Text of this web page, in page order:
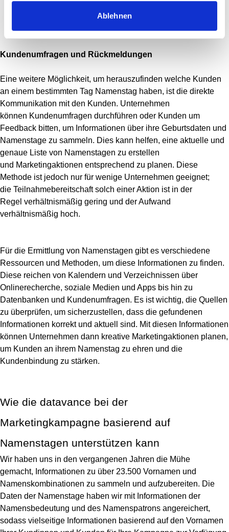
Ablehnen
Abbildung 1: Screenshot der NameChecker App
der datavance am Beispiel des Vornamens „Mia".
Kundenumfragen und Rückmeldungen
Eine weitere Möglichkeit, um herauszufinden welche Kunden
an einem bestimmten Tag Namenstag haben, ist die direkte
Kommunikation mit den Kunden. Unternehmen
können Kundenumfragen durchführen oder Kunden um
Feedback bitten, um Informationen über ihre Geburtsdaten und
Namenstage zu sammeln. Dies kann helfen, eine aktuelle und
genaue Liste von Namenstagen zu erstellen
und Marketingaktionen entsprechend zu planen. Diese
Methode ist jedoch nur für wenige Unternehmen geeignet;
die Teilnahmebereitschaft solch einer Aktion ist in der
Regel verhältnismäßig gering und der Aufwand
verhältnismäßig hoch.
Für die Ermittlung von Namenstagen gibt es verschiedene
Ressourcen und Methoden, um diese Informationen zu finden.
Diese reichen von Kalendern und Verzeichnissen über
Onlinerecherche, soziale Medien und Apps bis hin zu
Datenbanken und Kundenumfragen. Es ist wichtig, die Quellen
zu überprüfen, um sicherzustellen, dass die gefundenen
Informationen korrekt und aktuell sind. Mit diesen Informationen
können Unternehmen dann kreative Marketingaktionen planen,
um Kunden an ihrem Namenstag zu ehren und die
Kundenbindung zu stärken.
Wie die datavance bei der
Marketingkampagne basierend auf
Namenstagen unterstützen kann
Wir haben uns in den vergangenen Jahren die Mühe
gemacht, Informationen zu über 23.500 Vornamen und
Namenskombinationen zu sammeln und aufzubereiten. Die
Daten der Namenstage haben wir mit Informationen der
Namensbedeutung und des Namenspatrons angereichert,
sodass vielseitige Informationen basierend auf den Vornamen